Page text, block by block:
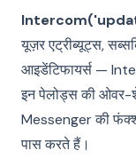
यूज़र एट्रीब्यूट्स,
आइडेंटिफायर्स —
इन पेलोड्स की ओवर-
Messenger की
पास करते हैं।